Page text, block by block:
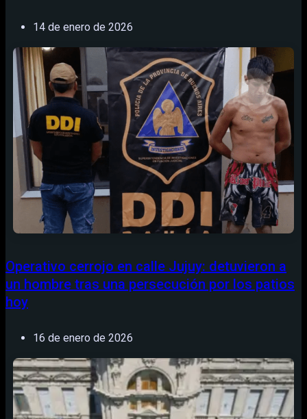
14 de enero de 2026
Operativo cerrojo en calle Jujuy: detuvieron a
un hombre tras una persecución por los patios
hoy
16 de enero de 2026